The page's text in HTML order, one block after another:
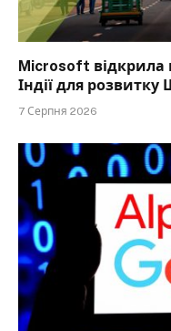
Microsoft
Індії для розвитку
7 Серпня 2026